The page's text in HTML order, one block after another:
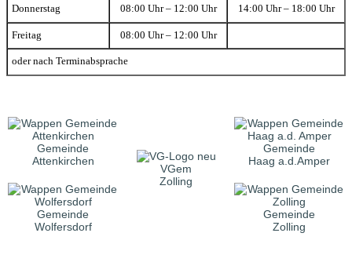
Donnerstag 08:00 Uhr – 12:00 Uhr 14:00 Uhr – 18:00 Uhr
Freitag 08:00 Uhr – 12:00 Uhr
oder nach Terminabsprache
Gemeinde
Attenkirchen
VGem
Zolling
Gemeinde
Haag a.d.Amper
Gemeinde
Wolfersdorf
Gemeinde
Zolling